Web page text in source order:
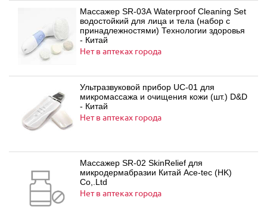
Массажер SR-03A Waterproof Cleaning Set
водостойкий для лица и тела (набор с
принадлежностями) Технологии здоровья
- Китай
Нет в аптеках города
Ультразвуковой прибор UC-01 для
микромассажа и очищения кожи (шт.) D&D
- Китай
Нет в аптеках города
Массажер SR-02 SkinRelief для
микродермабразии Китай Ace-tec (HK)
Co,.Ltd
Нет в аптеках города